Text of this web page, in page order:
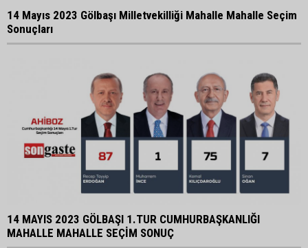
14 Mayıs 2023 Gölbaşı Milletvekilliği Mahalle Mahalle Seçim
Sonuçları
14 MAYIS 2023 GÖLBAŞI 1.TUR CUMHURBAŞKANLIĞI
MAHALLE MAHALLE SEÇİM SONUÇ